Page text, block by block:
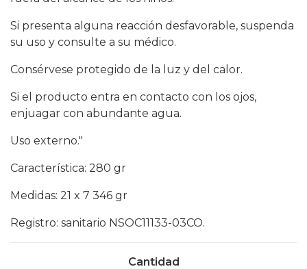
Si presenta alguna reacción desfavorable, suspenda
su uso y consulte a su médico.
Consérvese protegido de la luz y del calor.
Si el producto entra en contacto con los ojos,
enjuagar con abundante agua.
Uso externo."
Característica: 280 gr
Medidas: 21 x 7 346 gr
Registro: sanitario NSOC11133-03CO.
Cantidad